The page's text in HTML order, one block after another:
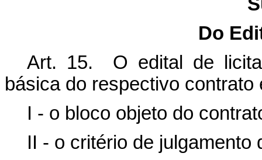
Do
Art. 15. O edital de
básica do respectivo
I - o bloco objeto do
II - o critério de